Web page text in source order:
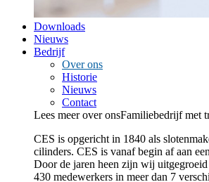
Downloads
Nieuws
Bedrijf
Over ons
Historie
Nieuws
Contact
Lees meer over onsFamiliebedrijf met
CES is opgericht in 1840 als
cilinders. CES is vanaf begin af aan
Door de jaren heen zijn wij
430 medewerkers in meer dan 7